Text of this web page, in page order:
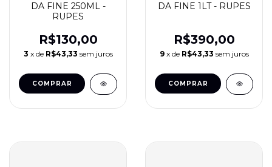
DA FINE 250ML -
RUPES
R$130,00
3 x de R$43,33 sem juros
DA FINE 1LT - RUPES
R$390,00
9 x de R$43,33 sem juros